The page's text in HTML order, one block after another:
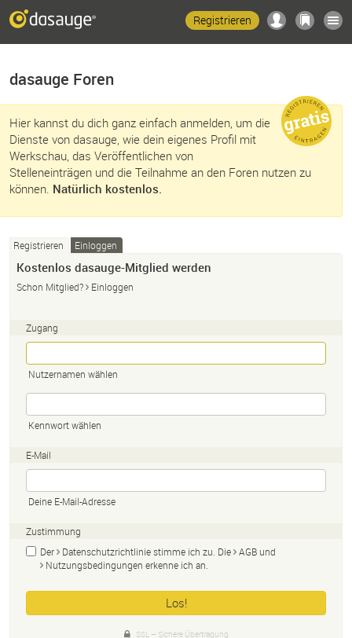
Registrieren
dasauge Foren
Hier kannst du dich ganz einfach anmelden, um die
Dienste von dasauge, wie dein eigenes Profil mit
Werkschau, das Veröffentlichen von
Stelleneinträgen und die Teilnahme an den Foren nutzen zu
können. Natürlich kostenlos.
Registrieren Einloggen
Kostenlos dasauge-Mitglied werden
Schon Mitglied? Einloggen
Zugang
Nutzernamen wählen
Kennwort wählen
E-Mail
Deine E-Mail-Adresse
Zustimmung
Der
Datenschutzrichtliniestimme ich zu. Die AGB und
Nutzungsbedingungen erkenne ich an.
SSL – Sichere Übertragung